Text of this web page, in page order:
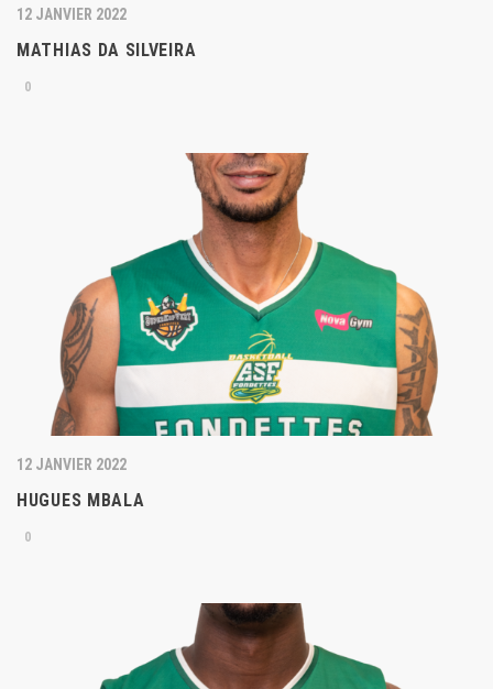
12 JANVIER 2022
MATHIAS DA SILVEIRA
0
12 JANVIER 2022
HUGUES MBALA
0